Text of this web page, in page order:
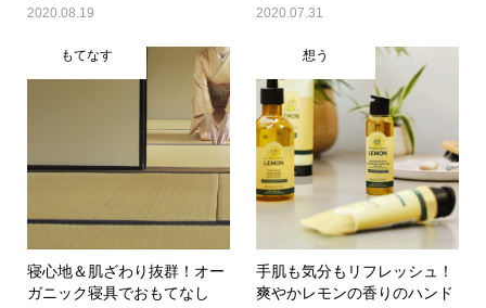
2020.08.19 2020.07.31
もてなす
寝心地＆肌ざわり抜群！オー
ガニック寝具でおもてなし
想う
手肌も気分もリフレッシュ！
爽やかレモンの香りのハンド